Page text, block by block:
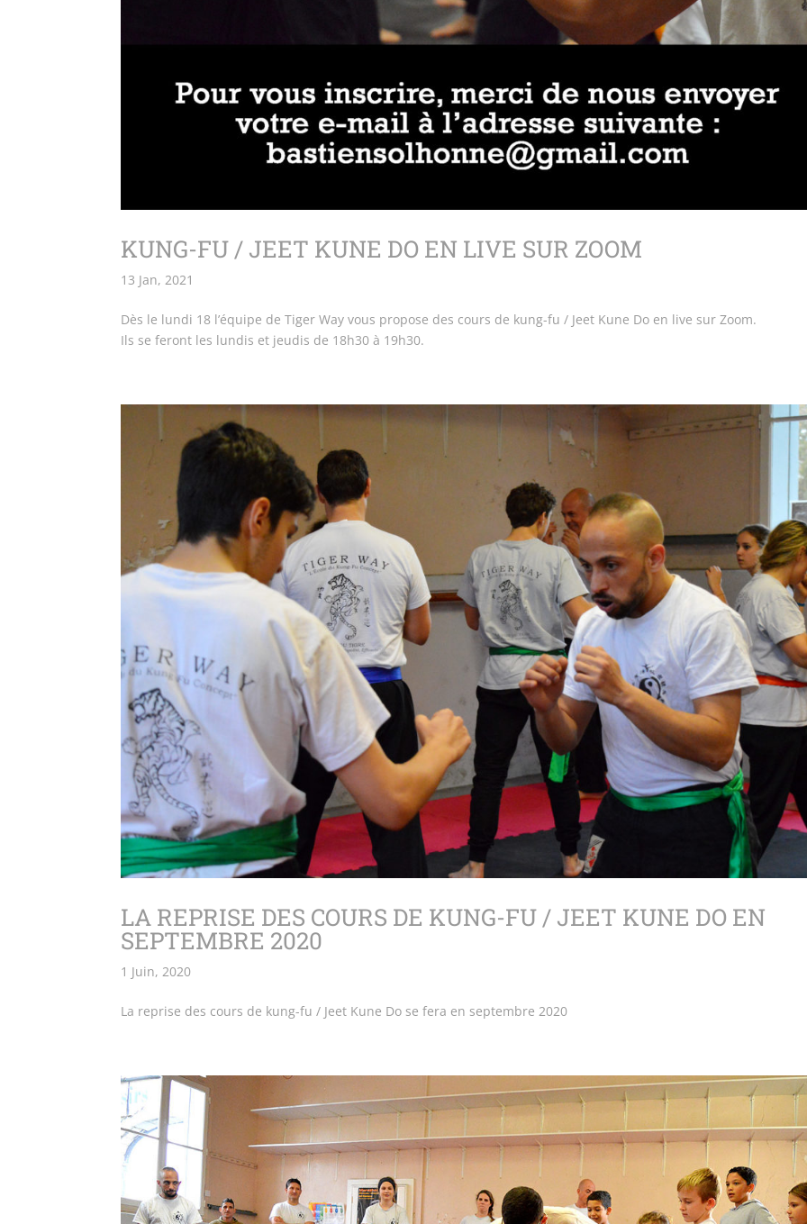
KUNG-FU / JEET KUNE DO EN LIVE SUR ZOOM
13 Jan, 2021
Dès le lundi 18 l’équipe de Tiger Way vous propose des cours de kung-fu / Jeet Kune Do en live sur Zoom.
Ils se feront les lundis et jeudis de 18h30 à 19h30.
LA REPRISE DES COURS DE KUNG-FU / JEET KUNE DO EN
SEPTEMBRE 2020
1 Juin, 2020
La reprise des cours de kung-fu / Jeet Kune Do se fera en septembre 2020